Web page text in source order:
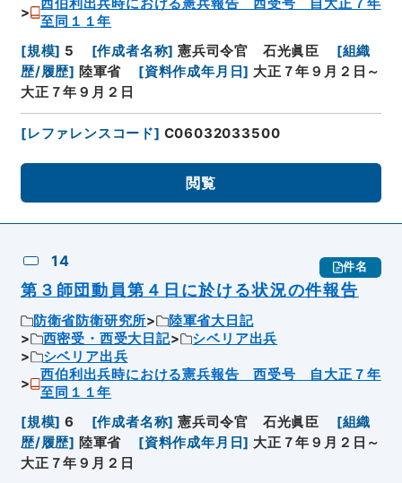
西伯利出兵時における憲兵報告 西受号 自大正７年
至同１１年
[規模] 5 [作成者名称] 憲兵司令官 石光眞臣 [組織
歴/履歴] 陸軍省 [資料作成年月日] 大正７年９月２日～
大正７年９月２日
[レファレンスコード] C06032033500
閲覧
14 件名
第３師団動員第４日に於ける状況の件報告
防衛省防衛研究所
陸軍省大日記
西密受・西受大日記
シベリア出兵
シベリア出兵
西伯利出兵時における憲兵報告 西受号 自大正７年
至同１１年
[規模] 6 [作成者名称] 憲兵司令官 石光眞臣 [組織
歴/履歴] 陸軍省 [資料作成年月日] 大正７年９月２日～
大正７年９月２日